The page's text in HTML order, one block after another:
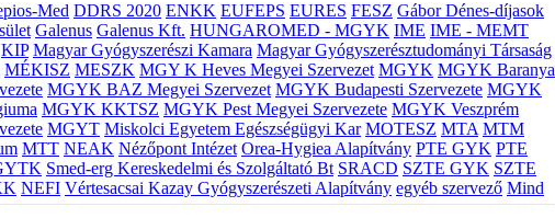
Med DDRS 2020 ENKK EUFEPS EURES FESZ Gábor Dénes-díjasok
Galenus Galenus Kft. HUNGAROMED - MGYK IME IME - MEMT
KIP Magyar Gyógyszerészi Kamara Magyar Gyógyszerésztudományi Társaság
MÉKISZ MESZK MGY K Heves Megyei Szervezet MGYK MGYK Baranya
MGYK BAZ Megyei Szervezet MGYK Budapesti Szervezete MGYK
MGYK KKTSZ MGYK Pest Megyei Szervezete MGYK Veszprém
MGYT Miskolci Egyetem Egészségügyi Kar MOTESZ MTA MTM
MTT NEAK Nézőpont Intézet Orea-Hygiea Alapítvány PTE GYK PTE
Smed-erg Kereskedelmi és Szolgáltató Bt SRACD SZTE GYK SZTE
NEFI Vértesacsai Kazay Gyógyszerészeti Alapítvány egyéb szervező Mind